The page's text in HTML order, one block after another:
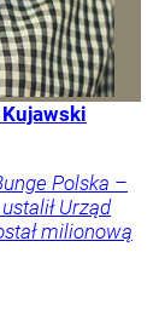
Polska –
Urząd
milionową